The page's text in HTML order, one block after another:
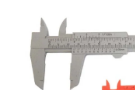
hvězdiček.